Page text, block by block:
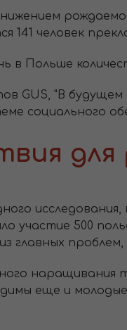
141 человек
в Польше
GUS, "В
социального
участие 500
главных
еще и